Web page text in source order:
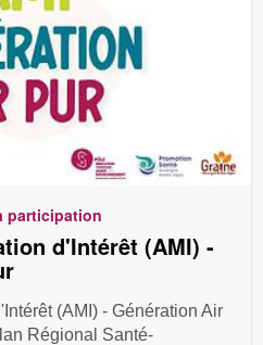
participation
d'Intérêt (AMI) -
(AMI) - Génération Air
Régional Santé-